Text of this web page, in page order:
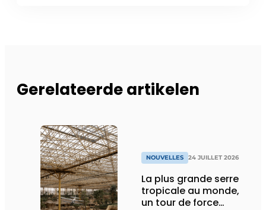
Gerelateerde artikelen
NOUVELLES 24 JUILLET 2026
La plus grande serre
tropicale au monde,
un tour de force